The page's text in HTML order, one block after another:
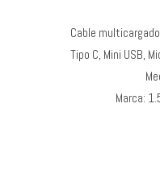
Cable
Tipo C, Mini USB,
Marca: